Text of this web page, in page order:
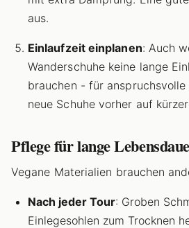
aus.
Einlaufzeit einplanen: Auch
Wanderschuhe keine lange
brauchen - für
neue Schuhe vorher auf
Pflege für lange
Vegane Materialien brauchen
Nach jeder Tour: Groben
Einlegesohlen zum Trocknen